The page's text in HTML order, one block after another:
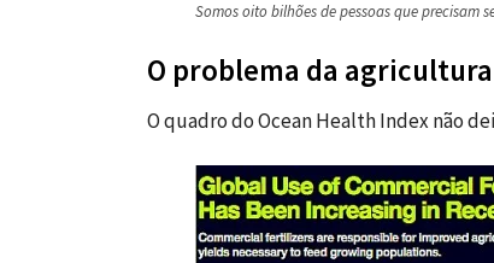
Somos oito bilhões de pessoas que precisam
O problema da
O quadro do Ocean Health Index não